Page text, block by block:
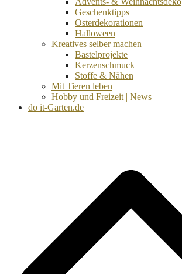
Geschenktipps
Osterdekorationen
Halloween
Kreatives selber machen
Bastelprojekte
Kerzenschmuck
Stoffe & Nähen
Mit Tieren leben
Hobby und Freizeit | News
do it-Garten.de